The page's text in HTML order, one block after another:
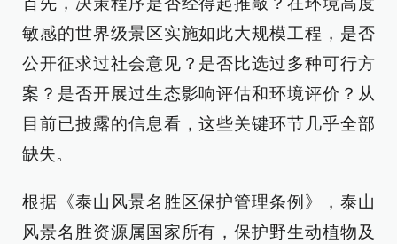
敏感的世界级景区实施如此大规模工程，是否
公开征求过社会意见？是否比选过多种可行方
案？是否开展过生态影响评估和环境评价？从
目前已披露的信息看，这些关键环节几乎全部
缺失。
根据《泰山风景名胜区保护管理条例》，泰山
风景名胜资源属国家所有，保护野生动植物及